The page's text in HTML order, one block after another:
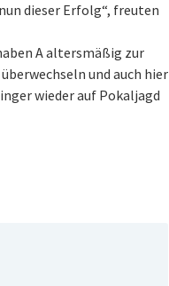
dieser Erfolg“, freuten
A altersmäßig zur
und auch hier
wieder auf Pokaljagd